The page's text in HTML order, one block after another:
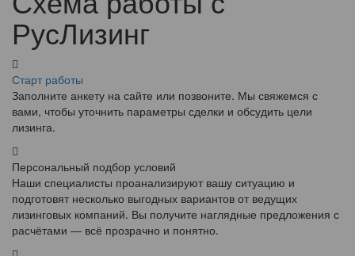
РусЛизинг
Старт работы
Заполните анкету на сайте или позвоните. Мы свяжемся с
вами, чтобы уточнить параметры сделки и обсудить цели
лизинга.
Персональный подбор условий
Наши специалисты проанализируют вашу ситуацию и
подготовят несколько выгодных вариантов от ведущих
лизинговых компаний. Вы получите наглядные предложения с
расчётами — всё прозрачно и понятно.